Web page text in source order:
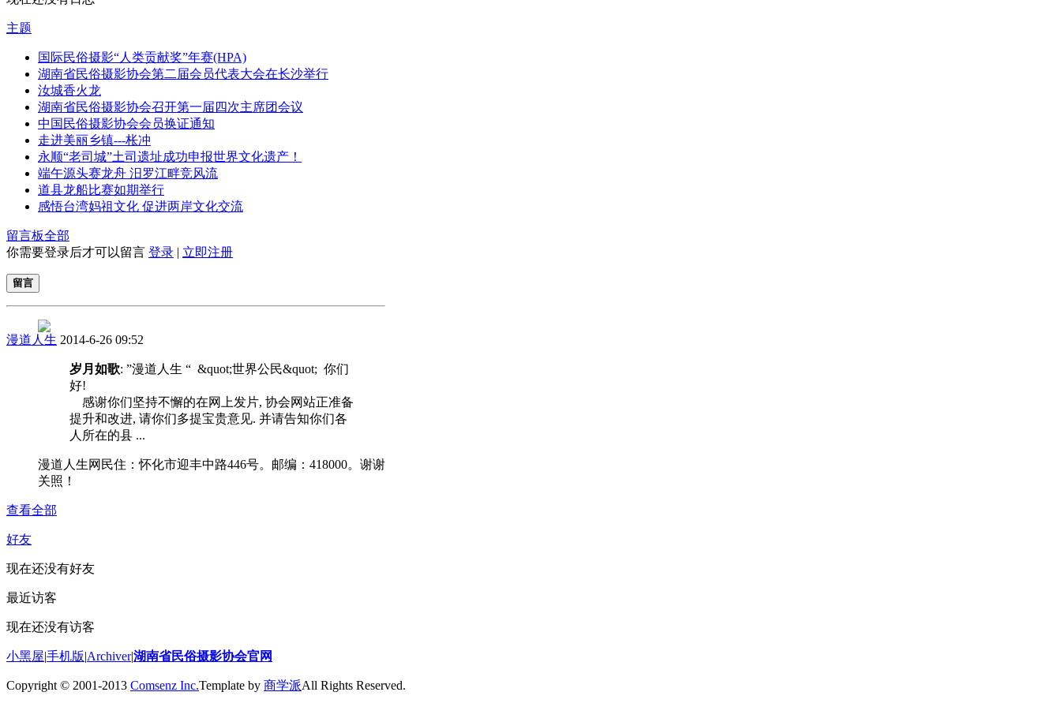
主题
国际民俗摄影“人类贡献奖”年赛(HPA)
湖南省民俗摄影协会第二届会员代表大会在长沙举行
汝城香火龙
湖南省民俗摄影协会召开第一届四次主席团会议
中国民俗摄影协会会员换证通知
走进美丽乡镇---枨冲
永顺“老司城”土司遗址成功申报世界文化遗产！
端午源头赛龙舟 汨罗江畔竞风流
道县龙船比赛如期举行
感悟台湾妈祖文化 促进两岸文化交流
留言板全部
你需要登录后才可以留言 登录 | 立即注册
留言
漫道人生 2014-6-26 09:52
岁月如歌: ”漫道人生 “ &quot;世界公民&quot; 你们
好!
感谢你们坚持不懈的在网上发片, 协会网站正准备
提升和改进, 请你们多提宝贵意见. 并请告知你们各
人所在的县 ...
漫道人生网民住：怀化市迎丰中路446号。邮编：418000。谢谢
关照！
查看全部
好友
现在还没有好友
最近访客
现在还没有访客
小黑屋|手机版|Archiver|湖南省民俗摄影协会官网
Copyright © 2001-2013 Comsenz Inc.Template by 商学派All Rights Reserved.